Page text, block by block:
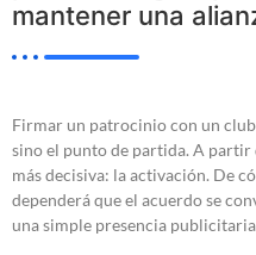
mantener una
Firmar un patrocinio con un
sino el punto de partida. A partir
más decisiva: la activación. De
dependerá que el acuerdo se
una simple presencia